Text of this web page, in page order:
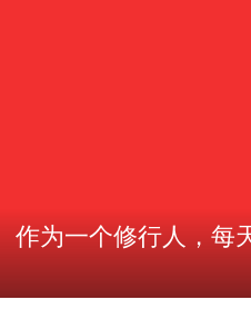
作为一个修行人，每